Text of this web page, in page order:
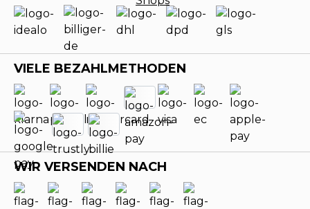
VIELE BEZAHLMETHODEN
WIR VERSENDEN NACH